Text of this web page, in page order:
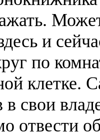
и
по
клетке.
в свои
отвести